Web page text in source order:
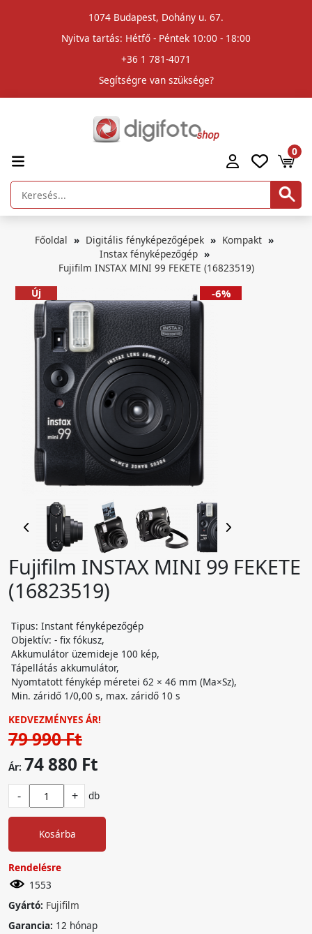
1074 Budapest, Dohány u. 67.
Nyitva tartás: Hétfő - Péntek 10:00 - 18:00
+36 1 781-4071
Segítségre van szüksége?
0
Főoldal Digitális fényképezőgépek
Kompakt
Instax fényképezőgép
Fujifilm INSTAX MINI 99 FEKETE (16823519)
Új
-6%
Fujifilm INSTAX MINI 99 FEKETE
(16823519)
Tipus: Instant fényképezőgép
Objektív: - fix fókusz,
Akkumulátor üzemideje 100 kép,
Tápellátás akkumulátor,
Nyomtatott fénykép méretei 62 × 46 mm (Ma×Sz),
Min. záridő 1/0,00 s, max. záridő 10 s
KEDVEZMÉNYES ÁR!
79 990 Ft
Ár: 74 880 Ft
- + db
Kosárba
Rendelésre
1553
Gyártó: Fujifilm
Garancia: 12 hónap